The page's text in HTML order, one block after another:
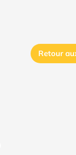
Retour